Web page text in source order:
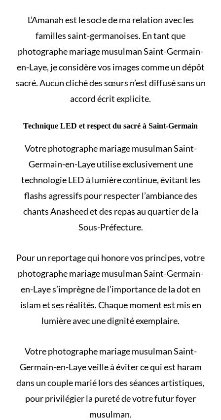
L’Amanah est le socle de ma relation avec les
familles saint-germanoises. En tant que
photographe mariage musulman Saint-Germain-
en-Laye, je considère vos images comme un dépôt
sacré. Aucun cliché des sœurs n’est diffusé sans un
accord écrit explicite.
Technique LED et respect du sacré à Saint-Germain
Votre photographe mariage musulman Saint-
Germain-en-Laye utilise exclusivement une
technologie LED à lumière continue, évitant les
flashs agressifs pour respecter l’ambiance des
chants Anasheed et des repas au quartier de la
Sous-Préfecture.
Pour un reportage qui honore vos principes, votre
photographe mariage musulman Saint-Germain-
en-Laye s’imprègne de l’importance dela dot en
islam et ses réalités. Chaque moment est mis en
lumière avec une dignité exemplaire.
Votre photographe mariage musulman Saint-
Germain-en-Laye veille à éviterce qui est haram
dans un couple mariélors des séances artistiques,
pour privilégier la pureté de votre futur foyer
musulman.